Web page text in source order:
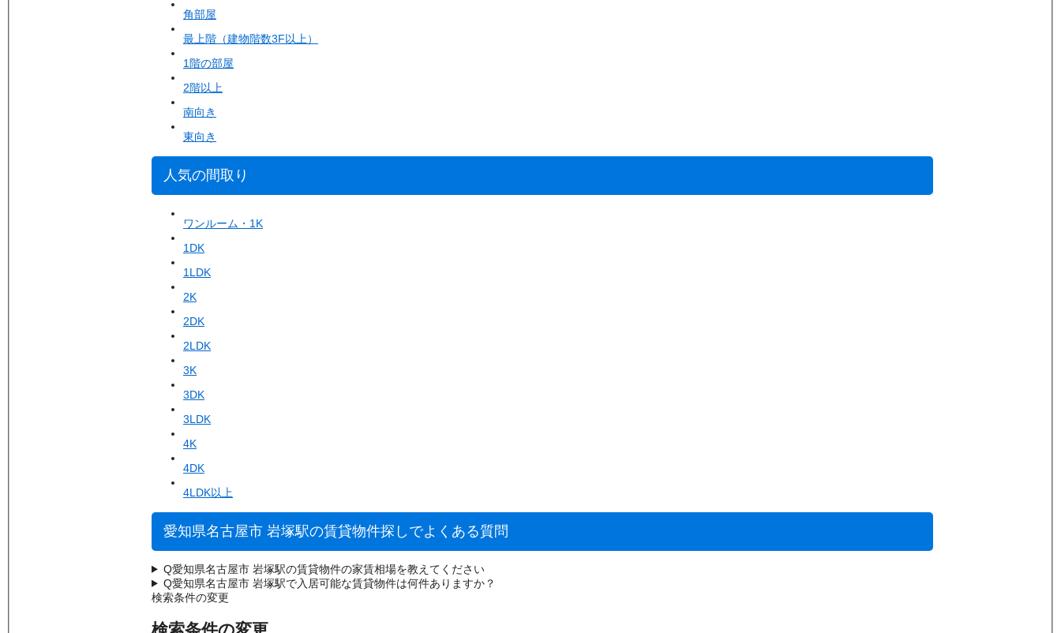
角部屋
最上階（建物階数3F以上）
1階の部屋
2階以上
南向き
東向き
人気の間取り
ワンルーム・1K
1DK
1LDK
2K
2DK
2LDK
3K
3DK
3LDK
4K
4DK
4LDK以上
愛知県名古屋市 岩塚駅の賃貸物件探しでよくある質問
Q愛知県名古屋市 岩塚駅の賃貸物件の家賃相場を教えてください
Q愛知県名古屋市 岩塚駅で入居可能な賃貸物件は何件ありますか？
検索条件の変更